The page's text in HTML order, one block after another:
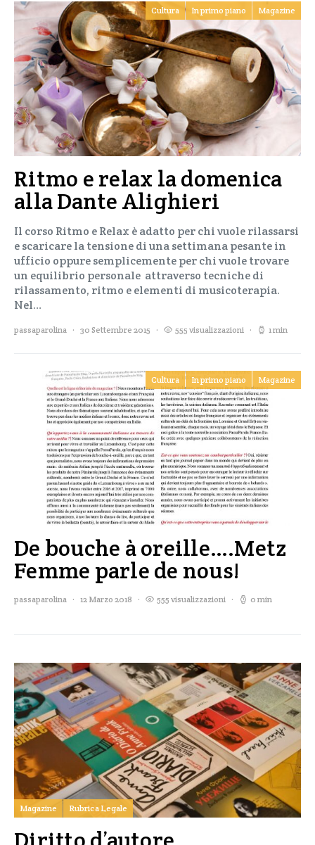
Cultura In primo piano Magazine
Ritmo e relax la domenica
alla Dante Alighieri
Il corso Ritmo e Relax è adatto per chi vuole rilassarsi
e scaricare la tensione di una settimana pesante in
ufficio oppure semplicemente per chi vuole trovare
un equilibrio personale attraverso tecniche di
rilassamento, ritmo e elementi di musicoterapia.
Nel…
passaparolina 30 Settembre 2015 555 visualizzazioni 1 min
Cultura In primo piano Magazine
De bouche à oreille….Metz
Femme parle de nous!
passaparolina 12 Marzo 2018 555 visualizzazioni 0 min
Magazine Rubrica Legale